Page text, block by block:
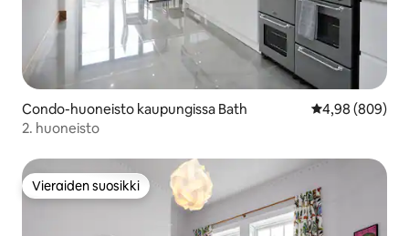
Condo-huoneisto kaupungissa Bath
4,98 (809)
2. huoneisto
Vieraiden suosikki
Vieraiden suosikki